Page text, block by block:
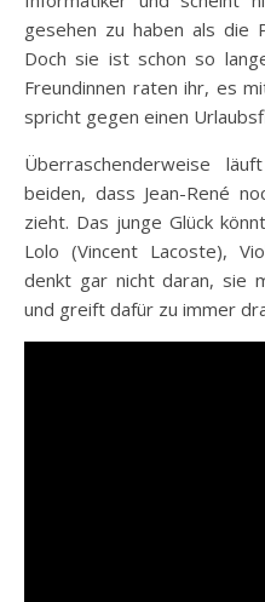
gesehen zu haben als die
Doch sie ist schon so
Freundinnen raten ihr, es
spricht gegen einen
Überraschenderweise
beiden, dass Jean-René
zieht. Das junge Glück
Lolo (Vincent Lacoste),
denkt gar nicht daran, sie
und greift dafür zu immer